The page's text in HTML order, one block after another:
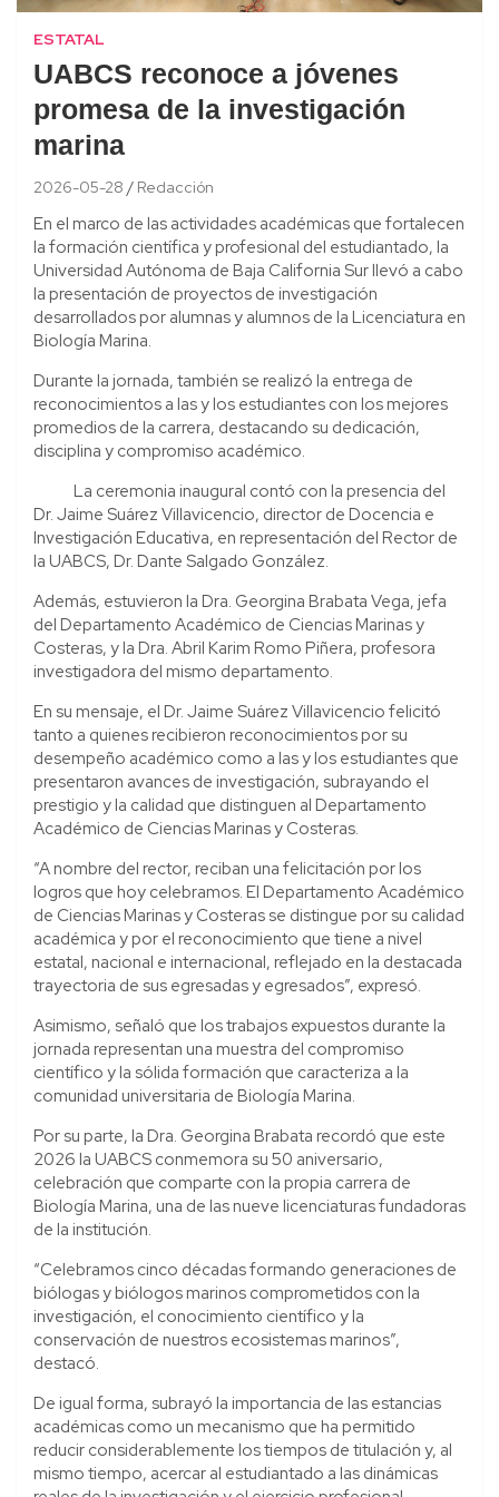
ESTATAL
UABCS reconoce a jóvenes
promesa de la investigación
marina
2026-05-28 Redacción
En el marco de las actividades académicas que fortalecen
la formación científica y profesional del estudiantado, la
Universidad Autónoma de Baja California Sur llevó a cabo
la presentación de proyectos de investigación
desarrollados por alumnas y alumnos de la Licenciatura en
Biología Marina.
Durante la jornada, también se realizó la entrega de
reconocimientos a las y los estudiantes con los mejores
promedios de la carrera, destacando su dedicación,
disciplina y compromiso académico.
La ceremonia inaugural contó con la presencia del
Dr. Jaime Suárez Villavicencio, director de Docencia e
Investigación Educativa, en representación del Rector de
la UABCS, Dr. Dante Salgado González.
Además, estuvieron la Dra. Georgina Brabata Vega, jefa
del Departamento Académico de Ciencias Marinas y
Costeras, y la Dra. Abril Karim Romo Piñera, profesora
investigadora del mismo departamento.
En su mensaje, el Dr. Jaime Suárez Villavicencio felicitó
tanto a quienes recibieron reconocimientos por su
desempeño académico como a las y los estudiantes que
presentaron avances de investigación, subrayando el
prestigio y la calidad que distinguen al Departamento
Académico de Ciencias Marinas y Costeras.
“A nombre del rector, reciban una felicitación por los
logros que hoy celebramos. El Departamento Académico
de Ciencias Marinas y Costeras se distingue por su calidad
académica y por el reconocimiento que tiene a nivel
estatal, nacional e internacional, reflejado en la destacada
trayectoria de sus egresadas y egresados”, expresó.
Asimismo, señaló que los trabajos expuestos durante la
jornada representan una muestra del compromiso
científico y la sólida formación que caracteriza a la
comunidad universitaria de Biología Marina.
Por su parte, la Dra. Georgina Brabata recordó que este
2026 la UABCS conmemora su 50 aniversario,
celebración que comparte con la propia carrera de
Biología Marina, una de las nueve licenciaturas fundadoras
de la institución.
“Celebramos cinco décadas formando generaciones de
biólogas y biólogos marinos comprometidos con la
investigación, el conocimiento científico y la
conservación de nuestros ecosistemas marinos”,
destacó.
De igual forma, subrayó la importancia de las estancias
académicas como un mecanismo que ha permitido
reducir considerablemente los tiempos de titulación y, al
mismo tiempo, acercar al estudiantado a las dinámicas